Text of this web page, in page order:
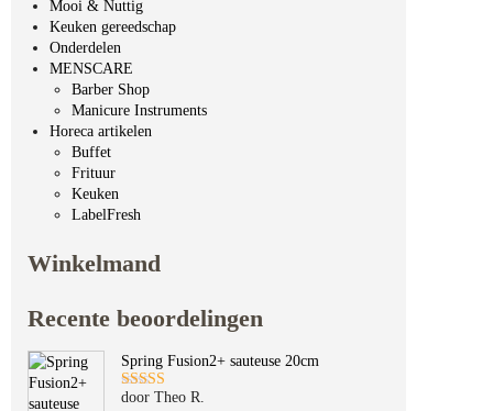
Mooi & Nuttig
Keuken gereedschap
Onderdelen
MENSCARE
Barber Shop
Manicure Instruments
Horeca artikelen
Buffet
Frituur
Keuken
LabelFresh
Winkelmand
Recente beoordelingen
Spring Fusion2+ sauteuse 20cm
Gewaardeerd
door Theo R.